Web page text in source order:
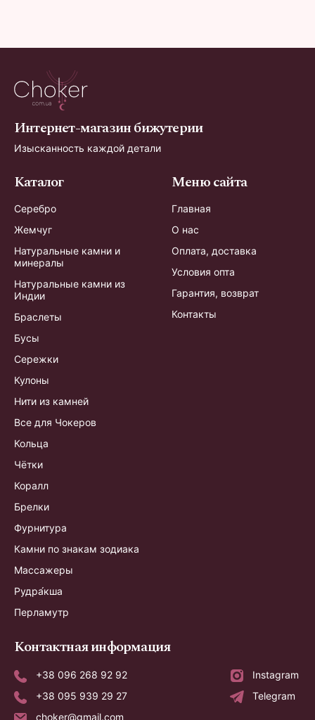
Интернет-магазин бижутерии
Изысканность каждой детали
Каталог
Серебро
Жемчуг
Натуральные камни и
минералы
Натуральные камни из
Индии
Браслеты
Бусы
Сережки
Кулоны
Нити из камней
Все для Чокеров
Кольца
Чётки
Коралл
Брелки
Фурнитура
Камни по знакам зодиака
Массажеры
Рудра́кша
Перламутр
Меню сайта
Главная
О нас
Оплата, доставка
Условия опта
Гарантия, возврат
Контакты
Контактная информация
+38 096 268 92 92
Instagram
+38 095 939 29 27
Telegram
choker@gmail.com